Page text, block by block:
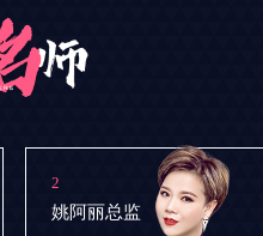
2
姚阿丽总监